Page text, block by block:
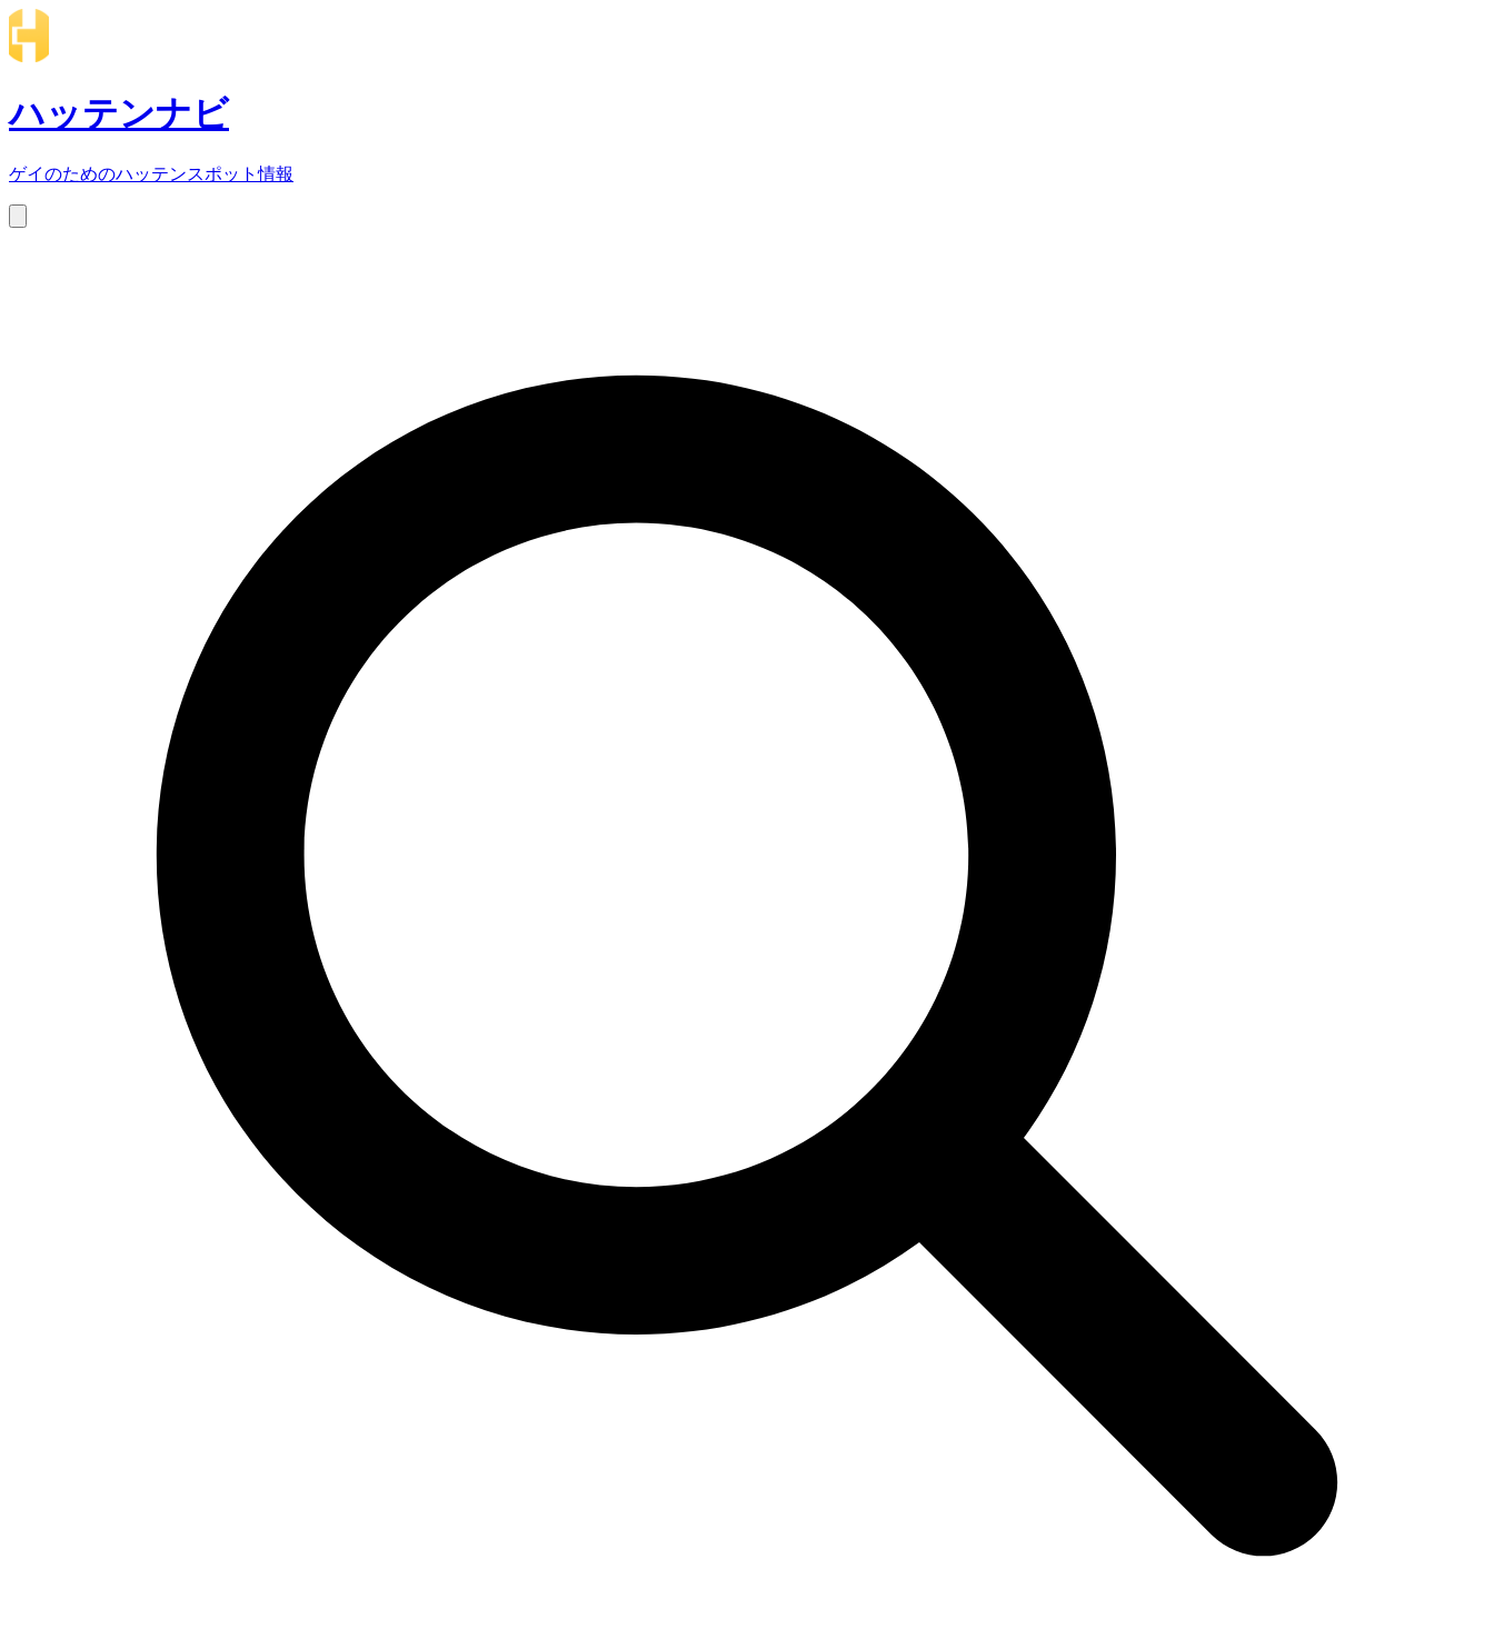
ハッテンナビ
ゲイのためのハッテンスポット情報